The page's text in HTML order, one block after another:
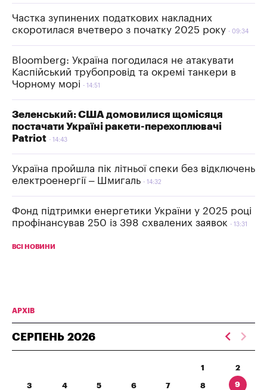
Частка зупинених податкових накладних
скоротилася вчетверо з початку 2025 року
09:34
Bloomberg: Україна погодилася не атакувати
Каспійський трубопровід та окремі танкери в
Чорному морі
14:51
Зеленський: США домовилися щомісяця
постачати Україні ракети-перехоплювачі
Patriot
14:43
Україна пройшла пік літньої спеки без відключень
електроенергії – Шмигаль
14:32
Фонд підтримки енергетики України у 2025 році
профінансував 250 із 398 схвалених заявок
13:31
ВСІ НОВИНИ
АРХІВ
СЕРПЕНЬ 2026
1 2
3 4 5 6 7 8 9